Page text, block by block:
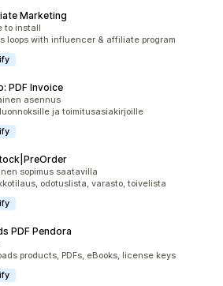
Marketing
to install
loops with influencer & affiliate program
PDF Invoice
asennus
ja toimitusasiakirjoille
sopimus saatavilla
odotuslista, varasto, toivelista
PDF Pendora
products, PDFs, eBooks, license keys